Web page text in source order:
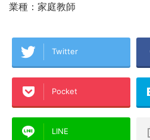
業種：家庭教師
Twitter
Pocket
LINE